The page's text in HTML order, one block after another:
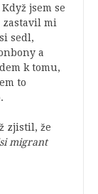
jsem se
zastavil mi
sedl,
a
k tomu,
to
zjistil, že
migrant